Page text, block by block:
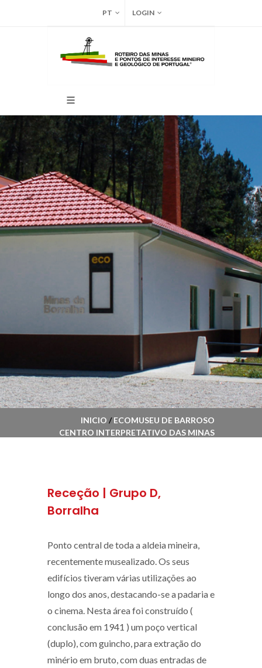
PT LOGIN
INICIO /ECOMUSEU DE BARROSO
CENTRO INTERPRETATIVO DAS MINAS
Receção | Grupo D,
Borralha
Ponto central de toda a aldeia mineira,
recentemente musealizado. Os seus
edifícios tiveram várias utilizações ao
longo dos anos, destacando-se a padaria e
o cinema. Nesta área foi construído (
conclusão em 1941 ) um poço vertical
(duplo), com guincho, para extração do
minério em bruto, com duas entradas de